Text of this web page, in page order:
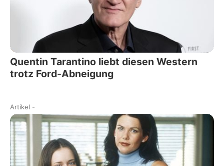
Quentin Tarantino liebt diesen Western
trotz Ford-Abneigung
Artikel -